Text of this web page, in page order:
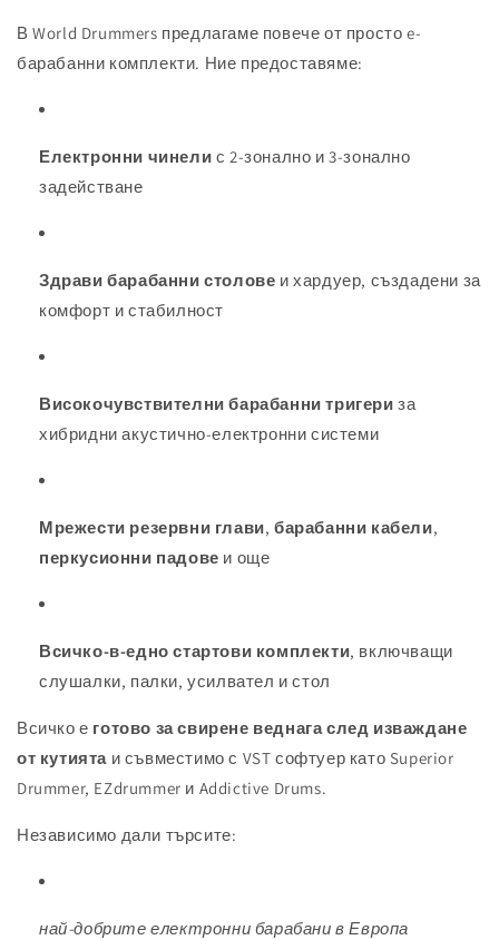
В World Drummers предлагаме повече от просто e-
барабанни комплекти. Ние предоставяме:
Електронни чинели с 2-зонално и 3-зонално
задействане
Здрави барабанни столове и хардуер, създадени за
комфорт и стабилност
Високочувствителни барабанни тригери за
хибридни акустично-електронни системи
Мрежести резервни глави,барабанни кабели,
перкусионни падове и още
Всичко-в-едно стартови комплекти, включващи
слушалки, палки, усилвател и стол
Всичко е готово за свирене веднага след изваждане
от кутията и съвместимо с VST софтуер като Superior
Drummer, EZdrummer и Addictive Drums.
Независимо дали търсите:
най-добрите електронни барабани в Европа